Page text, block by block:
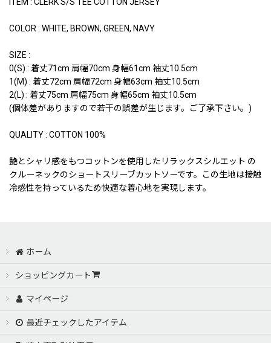
COLOR : WHITE, BROWN, GREEN, NAVY
SIZE :
0(S) : 着丈71cm 肩幅70cm 身幅61cm 袖丈10.5cm
1(M) : 着丈72cm 肩幅72cm 身幅63cm 袖丈10.5cm
2(L) : 着丈75cm 肩幅75cm 身幅65cm 袖丈10.5cm
(個体差がありますので若干の誤差が生じます。ご了承下さい。)
QUALITY : COTTON 100%
艶とシャリ感をもつコットンを使用したリラックスシルエット の
クルーネックのショートスリーブカットソーです。この生地は接触
冷感性を持っているため快適な着心地を実現します。
ホーム
ショッピングカート
マイページ
最近チェックしたアイテム